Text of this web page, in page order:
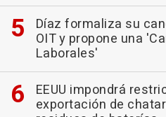
Díaz formaliza su
OIT y propone una
Laborales'
EEUU impondrá
exportación de